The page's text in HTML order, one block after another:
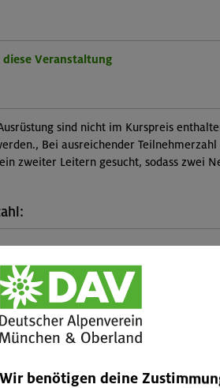
Veranstaltung
sind nicht im Kurspreis
Bei ausreichender
zweiter Leitern gesucht, sodass zwei
Wir benötigen deine